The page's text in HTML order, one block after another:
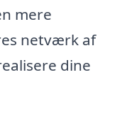
mere
netværk af
dine